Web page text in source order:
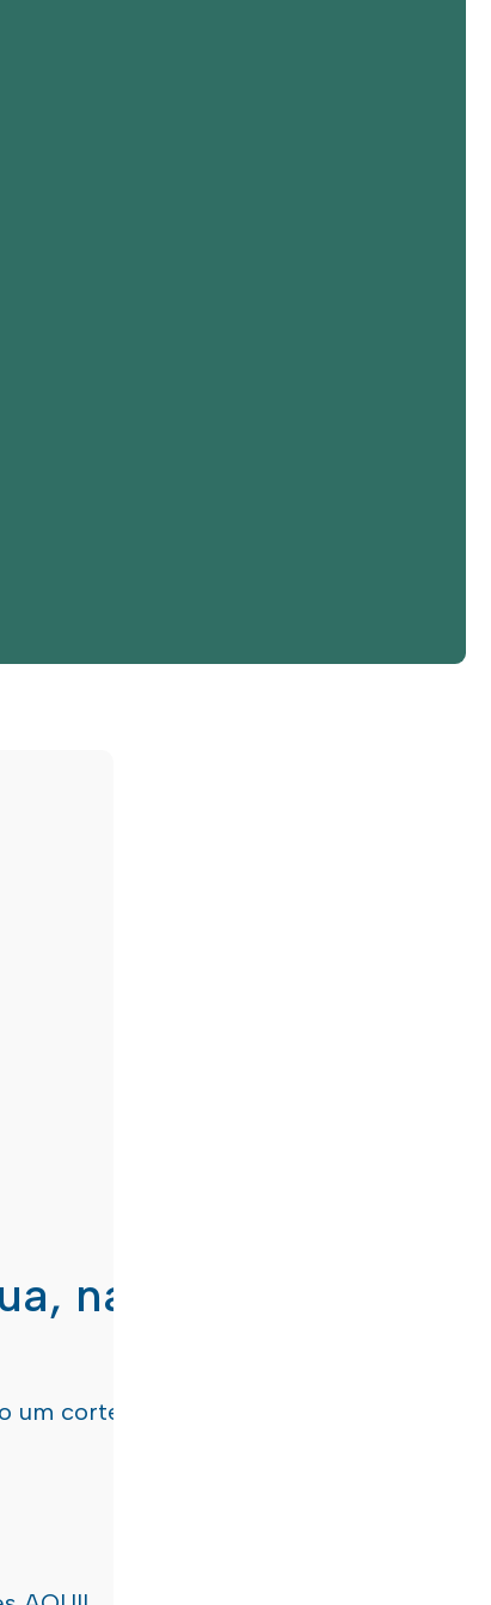
nas freguesias de
um corte de água